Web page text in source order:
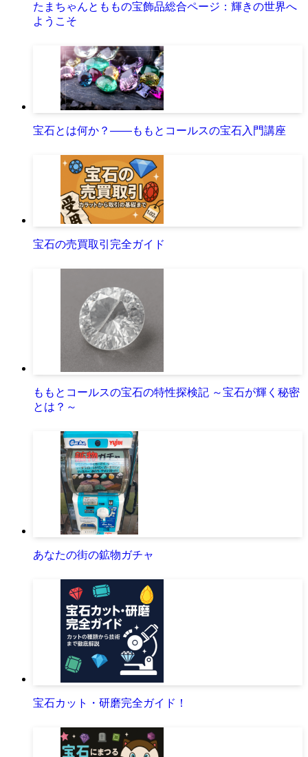
たまちゃんとももの宝飾品総合ページ：輝きの世界へ
ようこそ
宝石とは何か？――ももとコールスの宝石入門講座
宝石の売買取引完全ガイド
ももとコールスの宝石の特性探検記 ～宝石が輝く秘密
とは？～
あなたの街の鉱物ガチャ
宝石カット・研磨完全ガイド！